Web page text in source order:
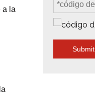
a la
Submit